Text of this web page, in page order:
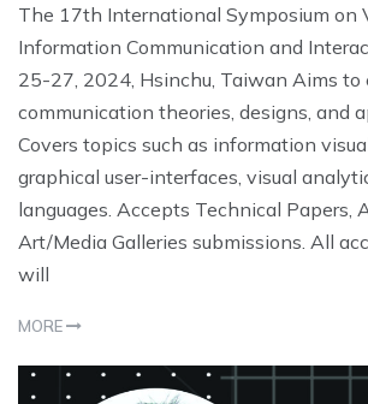
The 17th International Symposium on
Information Communication and
25-27, 2024, Hsinchu, Taiwan Aims to
communication theories, designs, and
Covers topics such as information
graphical user-interfaces, visual
languages. Accepts Technical Papers,
Art/Media Galleries submissions. All
will
MORE